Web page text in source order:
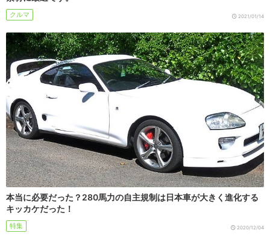
クルマ 2021/01/14
本当に必要だった？280馬力の自主規制は日本車が大きく進化する
キッカケだった！
特集 2020/12/04